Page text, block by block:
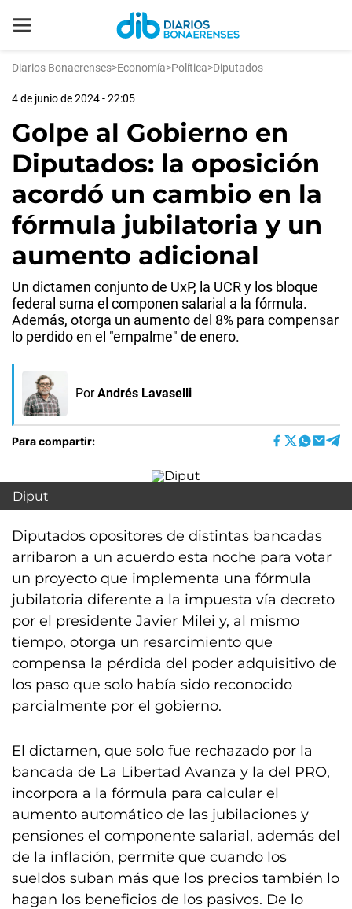
Diarios Bonaerenses>Economía>Política>Diputados
4 de junio de 2024 - 22:05
Golpe al Gobierno en
Diputados: la oposición
acordó un cambio en la
fórmula jubilatoria y un
aumento adicional
Un dictamen conjunto de UxP, la UCR y los bloque
federal suma el componen salarial a la fórmula.
Además, otorga un aumento del 8% para compensar
lo perdido en el "empalme" de enero.
Por Andrés Lavaselli
Para compartir:
Diput
Diputados opositores de distintas bancadas
arribaron a un acuerdo esta noche para votar
un proyecto que implementa una fórmula
jubilatoria diferente a la impuesta vía decreto
por el presidente Javier Milei y, al mismo
tiempo, otorga un resarcimiento que
compensa la pérdida del poder adquisitivo de
los paso que solo había sido reconocido
parcialmente por el gobierno.
El dictamen, que solo fue rechazado por la
bancada de La Libertad Avanza y la del PRO,
incorpora a la fórmula para calcular el
aumento automático de las jubilaciones y
pensiones el componente salarial, además del
de la inflación, permite que cuando los
sueldos suban más que los precios también lo
hagan los beneficios de los pasivos. De lo